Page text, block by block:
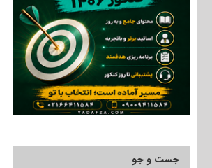
جست و جو